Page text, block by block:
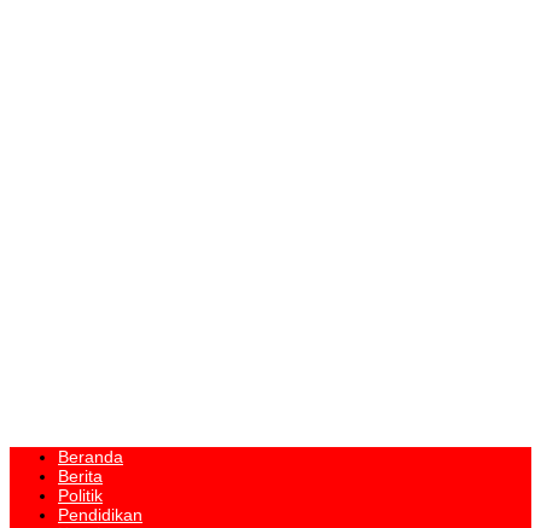
Beranda
Berita
Politik
Pendidikan